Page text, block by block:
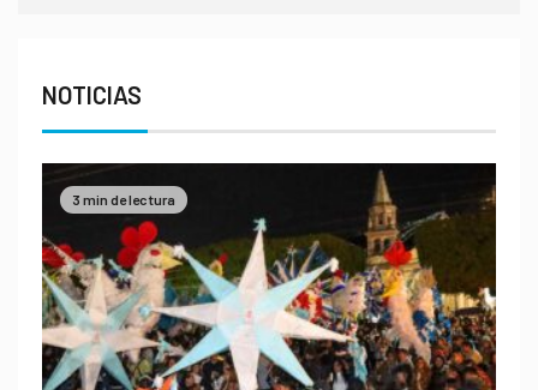
NOTICIAS
3 min de lectura